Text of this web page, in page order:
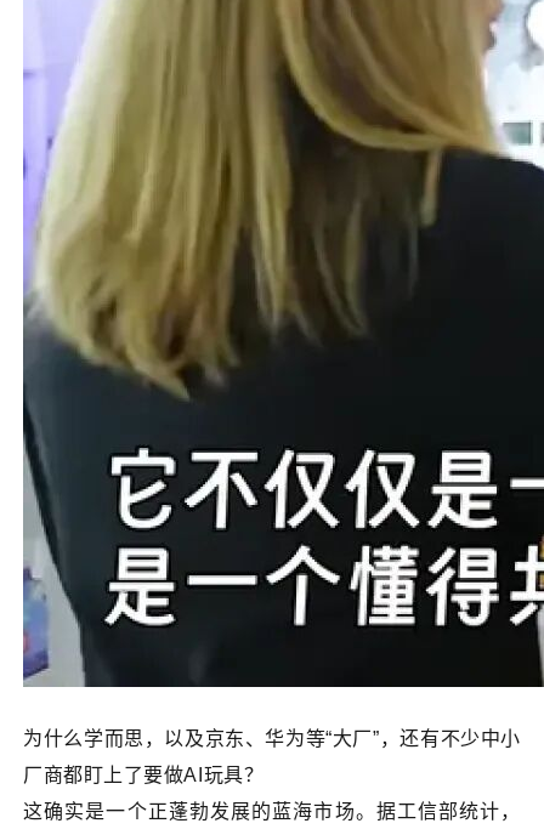
为什么学而思，以及京东、华为等“大厂”，还有不少中小
厂商都盯上了要做AI玩具？
这确实是一个正蓬勃发展的蓝海市场。据工信部统计，